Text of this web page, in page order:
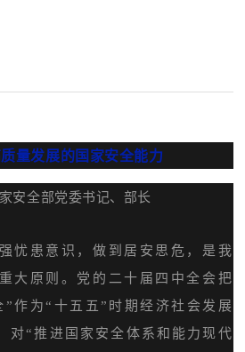
量发展的国家安全能力
安全部党委书记、部长
忧患意识，做到居安思危，是我
大原则。党的二十届四中全会把
作为“十五五”时期经济社会发展
对“推进国家安全体系和能力现代